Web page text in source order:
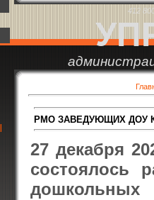
412
РМО ЗАВЕДУЮЩИХ ДОУ
27 декабря
состоялось
дошкольных